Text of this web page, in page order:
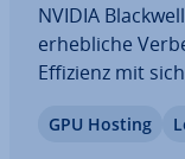
NVIDIA
er­heb­li­che
Effizienz mit
ar­chi­tek­tur
GPU Hosting